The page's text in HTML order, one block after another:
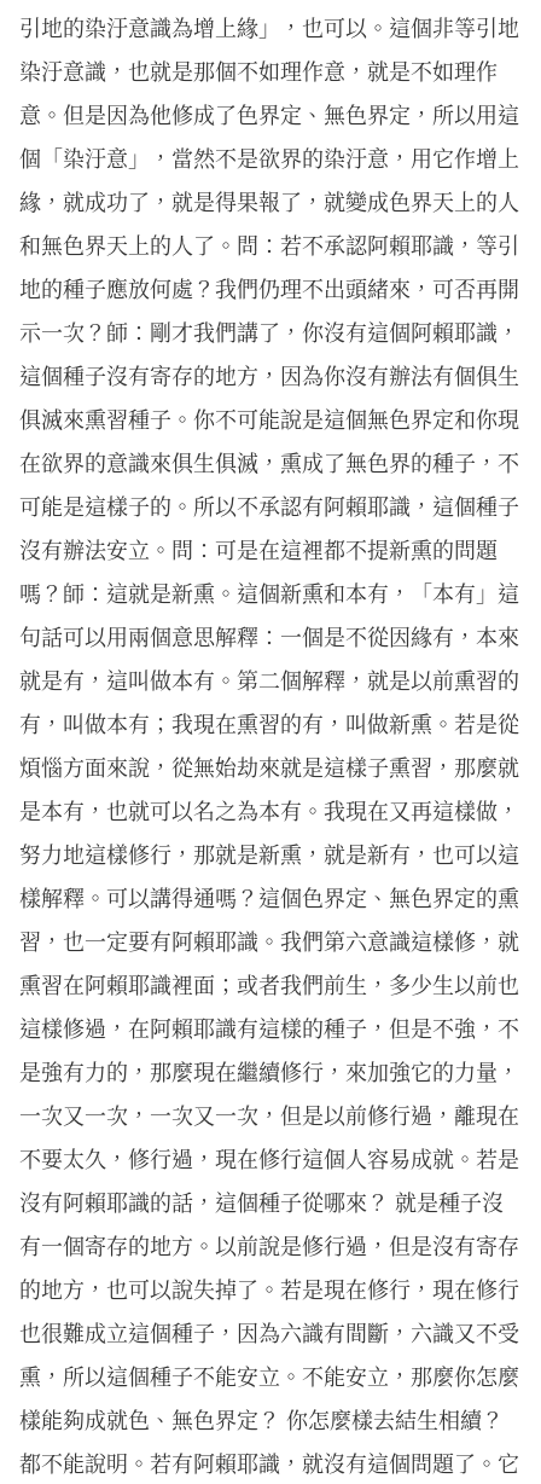
引地的染汙意識為增上緣」，也可以。這個非等引地
染汙意識，也就是那個不如理作意，就是不如理作
意。但是因為他修成了色界定、無色界定，所以用這
個「染汙意」，當然不是欲界的染汙意，用它作增上
緣，就成功了，就是得果報了，就變成色界天上的人
和無色界天上的人了。問：若不承認阿賴耶識，等引
地的種子應放何處？我們仍理不出頭緒來，可否再開
示一次？師：剛才我們講了，你沒有這個阿賴耶識，
這個種子沒有寄存的地方，因為你沒有辦法有個俱生
俱滅來熏習種子。你不可能說是這個無色界定和你現
在欲界的意識來俱生俱滅，熏成了無色界的種子，不
可能是這樣子的。所以不承認有阿賴耶識，這個種子
沒有辦法安立。問：可是在這裡都不提新熏的問題
嗎？師：這就是新熏。這個新熏和本有，「本有」這
句話可以用兩個意思解釋：一個是不從因緣有，本來
就是有，這叫做本有。第二個解釋，就是以前熏習的
有，叫做本有；我現在熏習的有，叫做新熏。若是從
煩惱方面來說，從無始劫來就是這樣子熏習，那麼就
是本有，也就可以名之為本有。我現在又再這樣做，
努力地這樣修行，那就是新熏，就是新有，也可以這
樣解釋。可以講得通嗎？這個色界定、無色界定的熏
習，也一定要有阿賴耶識。我們第六意識這樣修，就
熏習在阿賴耶識裡面；或者我們前生，多少生以前也
這樣修過，在阿賴耶識有這樣的種子，但是不強，不
是強有力的，那麼現在繼續修行，來加強它的力量，
一次又一次，一次又一次，但是以前修行過，離現在
不要太久，修行過，現在修行這個人容易成就。若是
沒有阿賴耶識的話，這個種子從哪來？ 就是種子沒
有一個寄存的地方。以前說是修行過，但是沒有寄存
的地方，也可以說失掉了。若是現在修行，現在修行
也很難成立這個種子，因為六識有間斷，六識又不受
熏，所以這個種子不能安立。不能安立，那麼你怎麼
樣能夠成就色、無色界定？ 你怎麼樣去結生相續？
都不能說明。若有阿賴耶識，就沒有這個問題了。它